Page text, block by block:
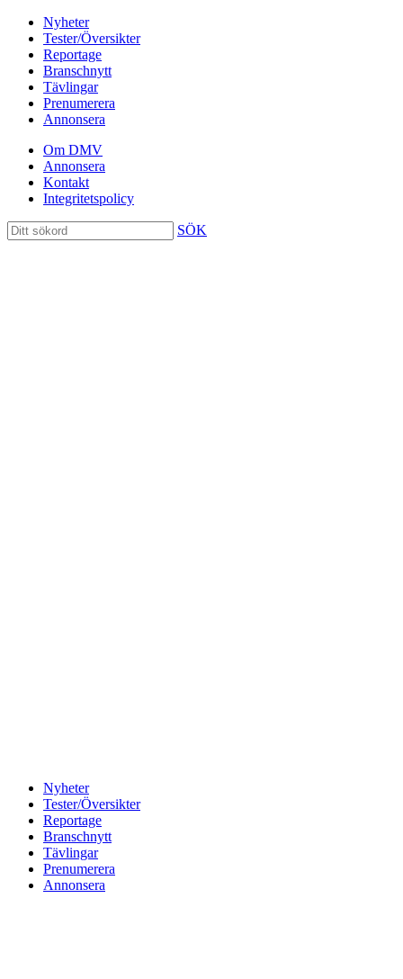
Nyheter
Tester/Översikter
Reportage
Branschnytt
Tävlingar
Prenumerera
Annonsera
Om DMV
Annonsera
Kontakt
Integritetspolicy
SÖK
Nyheter
Tester/Översikter
Reportage
Branschnytt
Tävlingar
Prenumerera
Annonsera